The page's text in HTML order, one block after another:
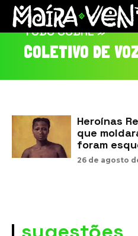
TUDO SOBRE »
COLETIVO DE
Heroínas
que
foram
26 de agosto